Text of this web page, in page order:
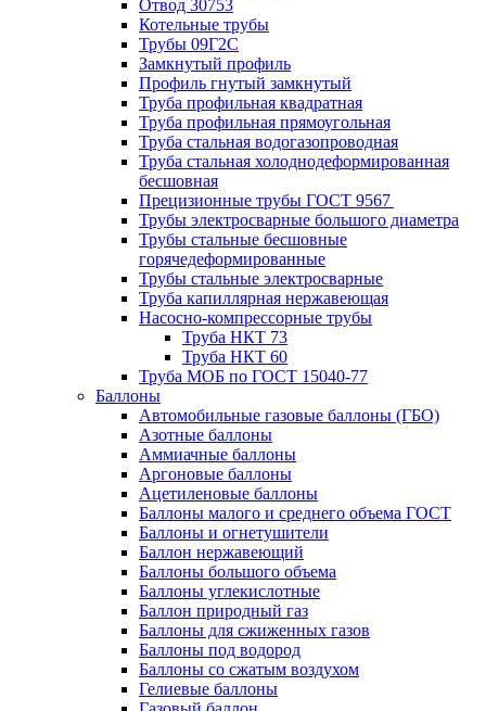
Отвод 30753
Котельные трубы
Трубы 09Г2С
Замкнутый профиль
Профиль гнутый замкнутый
Труба профильная квадратная
Труба профильная прямоугольная
Труба стальная водогазопроводная
Труба стальная холоднодеформированная
бесшовная
Прецизионные трубы ГОСТ 9567
Трубы электросварные большого диаметра
Трубы стальные бесшовные
горячедеформированные
Трубы стальные электросварные
Труба капиллярная нержавеющая
Насосно-компрессорные трубы
Труба НКТ 73
Труба НКТ 60
Труба МОБ по ГОСТ 15040-77
Баллоны
Автомобильные газовые баллоны (ГБО)
Азотные баллоны
Аммиачные баллоны
Аргоновые баллоны
Ацетиленовые баллоны
Баллоны малого и среднего объема ГОСТ
Баллоны и огнетушители
Баллон нержавеющий
Баллоны большого объема
Баллоны углекислотные
Баллон природный газ
Баллоны для сжиженных газов
Баллоны под водород
Баллоны со сжатым воздухом
Гелиевые баллоны